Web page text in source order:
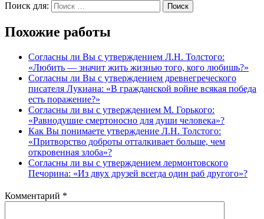
Поиск для: Поиск
Похожие работы
Согласны ли Вы с утверждением Л.Н. Толстого:
«Любить — значит жить жизнью того, кого любишь?»
Согласны ли Вы с утверждением древнегреческого
писателя Лукиана: «В гражданской войне всякая победа
есть поражение?»
Согласны ли вы с утверждением М. Горького:
«Равнодушие смертоносно для души человека»?
Как Вы понимаете утверждение Л.Н. Толстого:
«Притворство доброты отталкивает больше, чем
откровенная злоба»?
Согласны ли вы с утверждением лермонтовского
Печорина: «Из двух друзей всегда один раб другого»?
Комментарий *